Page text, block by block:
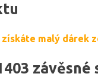
malý dárek